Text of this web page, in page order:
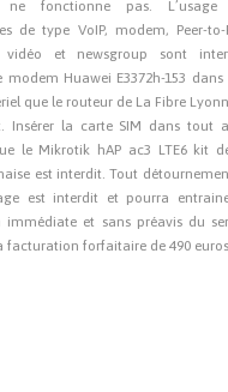
ne fonctionne pas. L’usage
de type VoIP, modem, Peer-to-
vidéo et newsgroup sont
modem Huawei E3372h-153
que le routeur de La Fibre
Insérer la carte SIM dans tout
le Mikrotik hAP ac3 LTE6 kit
est interdit. Tout
est interdit et pourra
immédiate et sans préavis du
facturation forfaitaire de 490